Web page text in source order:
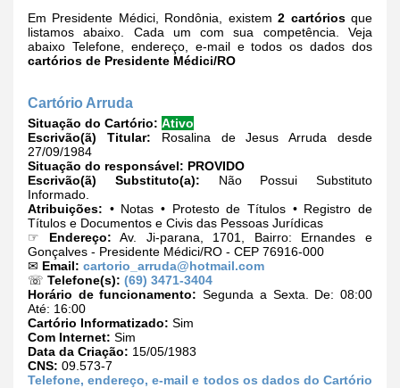
Em Presidente Médici, Rondônia, existem2 cartóriosque
listamos abaixo. Cada um com sua competência. Veja
abaixo Telefone, endereço, e-mail e todos os dados dos
cartórios de Presidente Médici/RO
Cartório Arruda
Situação do Cartório: Ativo
Escrivão(ã) Titular: Rosalina de Jesus Arruda desde
27/09/1984
Situação do responsável: PROVIDO
Escrivão(ã) Substituto(a): Não Possui Substituto
Informado.
Atribuições: • Notas • Protesto de Títulos • Registro de
Títulos e Documentos e Civis das Pessoas Jurídicas
☞ Endereço: Av. Ji-parana, 1701, Bairro: Ernandes e
Gonçalves - Presidente Médici/RO - CEP 76916-000
✉ Email: cartorio_arruda@hotmail.com
☏ Telefone(s): (69) 3471-3404
Horário de funcionamento: Segunda a Sexta. De: 08:00
Até: 16:00
Cartório Informatizado: Sim
Com Internet: Sim
Data da Criação: 15/05/1983
CNS: 09.573-7
Telefone, endereço, e-mail e todos os dados do Cartório